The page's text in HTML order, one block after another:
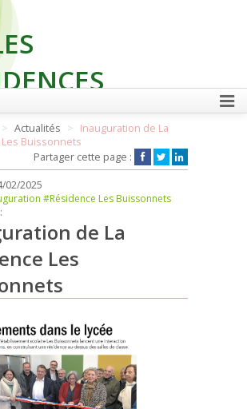
FAIRE UN DON
Actualités
Inauguration de La
Buissonnets
Partager cette page :
02/2025
#Résidence Les Buissonnets
de La
Les